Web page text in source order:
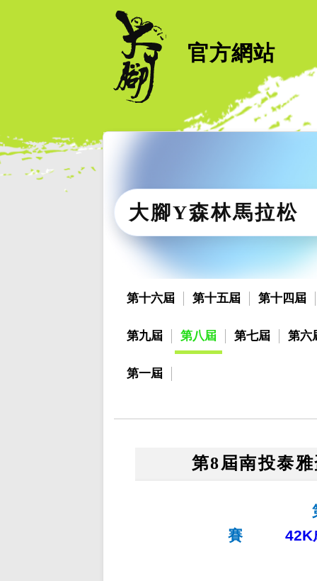
官方網站
大腳Y森林馬拉松
第十六屆 第十五屆 第十四屆
第九屆 第八屆 第七屆 第六
第一屆
第8屆南投泰
賽 42K